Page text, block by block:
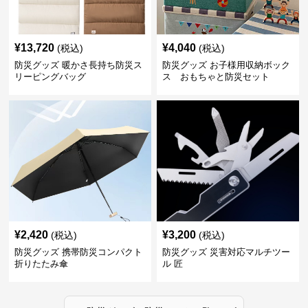
¥13,720 (税込)
防災グッズ 暖かさ長持ち防災ス
リーピングバッグ
¥4,040 (税込)
防災グッズ お子様用収納ボック
ス おもちゃと防災セット
¥2,420 (税込)
防災グッズ 携帯防災コンパクト
折りたたみ傘
¥3,200 (税込)
防災グッズ 災害対応マルチツー
ル 匠